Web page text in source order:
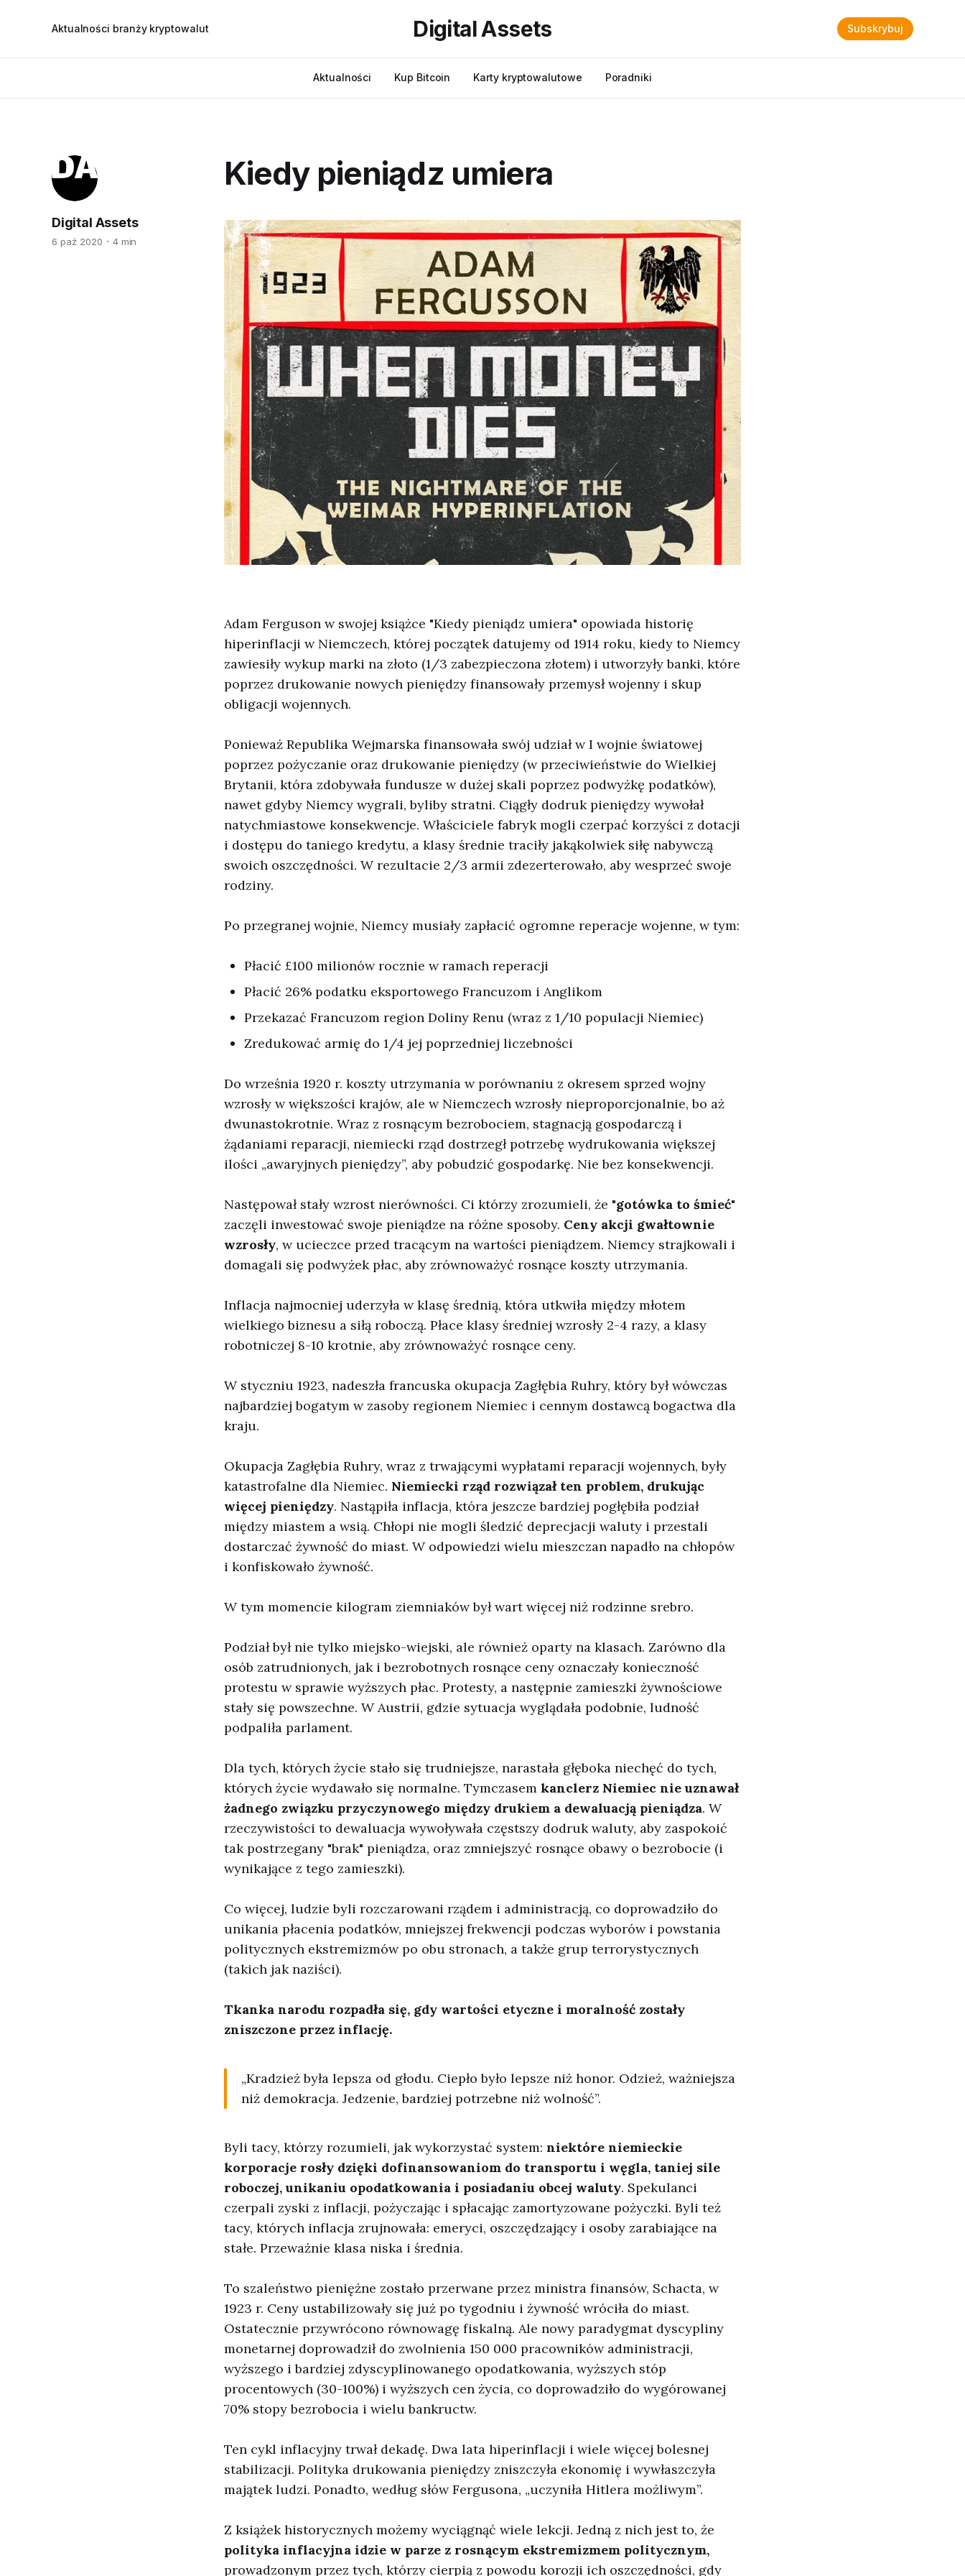
Aktualności branży kryptowalut Digital Assets
Aktualności Kup Bitcoin Karty kryptowalutowe Poradniki
Subskrybuj
Kiedy pieniądz umiera
Digital Assets
6 paź 2020 4 min
Adam Ferguson w swojej książce "Kiedy pieniądz umiera" opowiada historię
hiperinflacji w Niemczech, której początek datujemy od 1914 roku, kiedy to Niemcy
zawiesiły wykup marki na złoto (1/3 zabezpieczona złotem) i utworzyły banki, które
poprzez drukowanie nowych pieniędzy finansowały przemysł wojenny i skup
obligacji wojennych.
Ponieważ Republika Wejmarska finansowała swój udział w I wojnie światowej
poprzez pożyczanie oraz drukowanie pieniędzy (w przeciwieństwie do Wielkiej
Brytanii, która zdobywała fundusze w dużej skali poprzez podwyżkę podatków),
nawet gdyby Niemcy wygrali, byliby stratni. Ciągły dodruk pieniędzy wywołał
natychmiastowe konsekwencje. Właściciele fabryk mogli czerpać korzyści z dotacji
i dostępu do taniego kredytu, a klasy średnie traciły jakąkolwiek siłę nabywczą
swoich oszczędności. W rezultacie 2/3 armii zdezerterowało, aby wesprzeć swoje
rodziny.
Po przegranej wojnie, Niemcy musiały zapłacić ogromne reperacje wojenne, w tym:
Płacić £100 milionów rocznie w ramach reperacji
Płacić 26% podatku eksportowego Francuzom i Anglikom
Przekazać Francuzom region Doliny Renu (wraz z 1/10 populacji Niemiec)
Zredukować armię do 1/4 jej poprzedniej liczebności
Do września 1920 r. koszty utrzymania w porównaniu z okresem sprzed wojny
wzrosły w większości krajów, ale w Niemczech wzrosły nieproporcjonalnie, bo aż
dwunastokrotnie. Wraz z rosnącym bezrobociem, stagnacją gospodarczą i
żądaniami reparacji, niemiecki rząd dostrzegł potrzebę wydrukowania większej
ilości „awaryjnych pieniędzy”, aby pobudzić gospodarkę. Nie bez konsekwencji.
Następował stały wzrost nierówności. Ci którzy zrozumieli, że "gotówka to śmieć"
zaczęli inwestować swoje pieniądze na różne sposoby. Ceny akcji gwałtownie
wzrosły, w ucieczce przed tracącym na wartości pieniądzem. Niemcy strajkowali i
domagali się podwyżek płac, aby zrównoważyć rosnące koszty utrzymania.
Inflacja najmocniej uderzyła w klasę średnią, która utkwiła między młotem
wielkiego biznesu a siłą roboczą. Płace klasy średniej wzrosły 2-4 razy, a klasy
robotniczej 8-10 krotnie, aby zrównoważyć rosnące ceny.
W styczniu 1923, nadeszła francuska okupacja Zagłębia Ruhry, który był wówczas
najbardziej bogatym w zasoby regionem Niemiec i cennym dostawcą bogactwa dla
kraju.
Okupacja Zagłębia Ruhry, wraz z trwającymi wypłatami reparacji wojennych, były
katastrofalne dla Niemiec. Niemiecki rząd rozwiązał ten problem, drukując
więcej pieniędzy. Nastąpiła inflacja, która jeszcze bardziej pogłębiła podział
między miastem a wsią. Chłopi nie mogli śledzić deprecjacji waluty i przestali
dostarczać żywność do miast. W odpowiedzi wielu mieszczan napadło na chłopów
i konfiskowało żywność.
W tym momencie kilogram ziemniaków był wart więcej niż rodzinne srebro.
Podział był nie tylko miejsko-wiejski, ale również oparty na klasach. Zarówno dla
osób zatrudnionych, jak i bezrobotnych rosnące ceny oznaczały konieczność
protestu w sprawie wyższych płac. Protesty, a następnie zamieszki żywnościowe
stały się powszechne. W Austrii, gdzie sytuacja wyglądała podobnie, ludność
podpaliła parlament.
Dla tych, których życie stało się trudniejsze, narastała głęboka niechęć do tych,
których życie wydawało się normalne. Tymczasem kanclerz Niemiec nie uznawał
żadnego związku przyczynowego między drukiem a dewaluacją pieniądza. W
rzeczywistości to dewaluacja wywoływała częstszy dodruk waluty, aby zaspokoić
tak postrzegany "brak" pieniądza, oraz zmniejszyć rosnące obawy o bezrobocie (i
wynikające z tego zamieszki).
Co więcej, ludzie byli rozczarowani rządem i administracją, co doprowadziło do
unikania płacenia podatków, mniejszej frekwencji podczas wyborów i powstania
politycznych ekstremizmów po obu stronach, a także grup terrorystycznych
(takich jak naziści).
Tkanka narodu rozpadła się, gdy wartości etyczne i moralność zostały
zniszczone przez inflację.
„Kradzież była lepsza od głodu. Ciepło było lepsze niż honor. Odzież, ważniejsza
niż demokracja. Jedzenie, bardziej potrzebne niż wolność”.
Byli tacy, którzy rozumieli, jak wykorzystać system: niektóre niemieckie
korporacje rosły dzięki dofinansowaniom do transportu i węgla, taniej sile
roboczej, unikaniu opodatkowania i posiadaniu obcej waluty. Spekulanci
czerpali zyski z inflacji, pożyczając i spłacając zamortyzowane pożyczki. Byli też
tacy, których inflacja zrujnowała: emeryci, oszczędzający i osoby zarabiające na
stałe. Przeważnie klasa niska i średnia.
To szaleństwo pieniężne zostało przerwane przez ministra finansów, Schacta, w
1923 r. Ceny ustabilizowały się już po tygodniu i żywność wróciła do miast.
Ostatecznie przywrócono równowagę fiskalną. Ale nowy paradygmat dyscypliny
monetarnej doprowadził do zwolnienia 150 000 pracowników administracji,
wyższego i bardziej zdyscyplinowanego opodatkowania, wyższych stóp
procentowych (30-100%) i wyższych cen życia, co doprowadziło do wygórowanej
70% stopy bezrobocia i wielu bankructw.
Ten cykl inflacyjny trwał dekadę. Dwa lata hiperinflacji i wiele więcej bolesnej
stabilizacji. Polityka drukowania pieniędzy zniszczyła ekonomię i wywłaszczyła
majątek ludzi. Ponadto, według słów Fergusona, „uczyniła Hitlera możliwym”.
Z książek historycznych możemy wyciągnąć wiele lekcji. Jedną z nich jest to, że
polityka inflacyjna idzie w parze z rosnącym ekstremizmem politycznym,
prowadzonym przez tych, którzy cierpią z powodu korozji ich oszczędności, gdy